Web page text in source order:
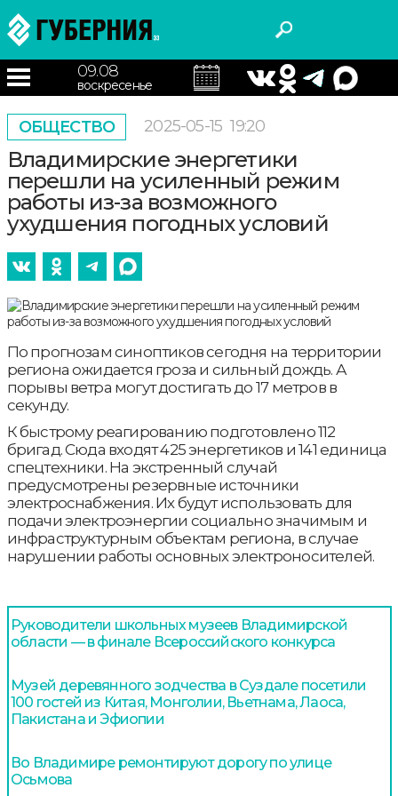
09.08
воскресенье
ОБЩЕСТВО 2025-05-15 19:20
Владимирские энергетики
перешли на усиленный режим
работы из-за возможного
ухудшения погодных условий
По прогнозам синоптиков сегодня на территории
региона ожидается гроза и сильный дождь. А
порывы ветра могут достигать до 17 метров в
секунду.
К быстрому реагированию подготовлено 112
бригад. Сюда входят 425 энергетиков и 141 единица
спецтехники. На экстренный случай
предусмотрены резервные источники
электроснабжения. Их будут использовать для
подачи электроэнергии социально значимым и
инфраструктурным объектам региона, в случае
нарушении работы основных электроносителей.
Руководители школьных музеев Владимирской
области — в финале Всероссийского конкурса
Музей деревянного зодчества в Суздале посетили
100 гостей из Китая, Монголии, Вьетнама, Лаоса,
Пакистана и Эфиопии
Во Владимире ремонтируют дорогу по улице
Осьмова